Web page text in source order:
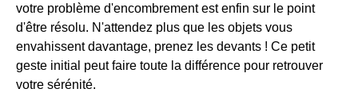
votre problème d'encombrement est enfin sur le point
d'être résolu. N'attendez plus que les objets vous
envahissent davantage, prenez les devants ! Ce petit
geste initial peut faire toute la différence pour retrouver
votre sérénité.